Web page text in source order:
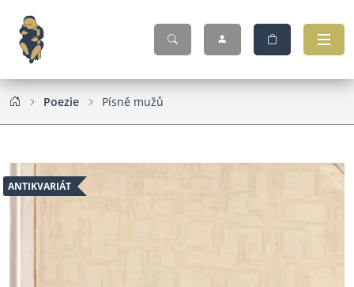
Poezie Písně mužů
ANTIKVARIÁT